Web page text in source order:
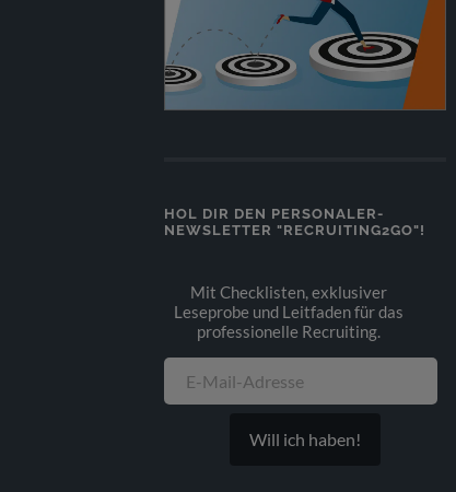
HOL DIR DEN PERSONALER-
NEWSLETTER "RECRUITING2GO"!
Mit Checklisten, exklusiver
Leseprobe und Leitfaden für das
professionelle Recruiting.